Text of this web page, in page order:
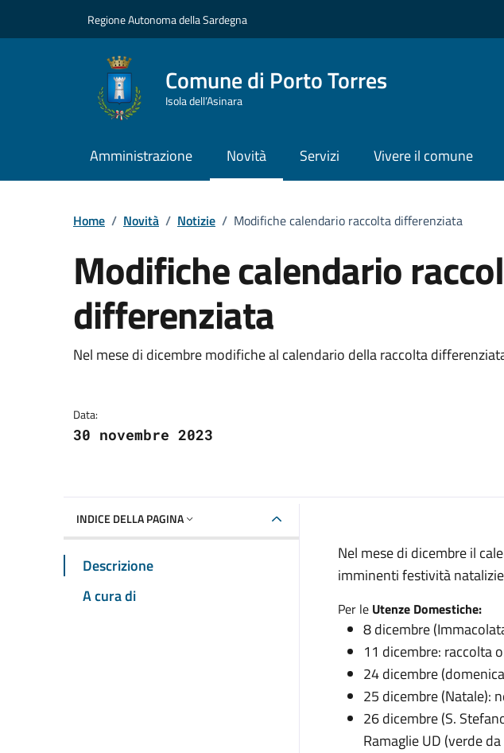
Regione Autonoma della Sardegna
Comune di Porto Torres
Isola dell’Asinara
Amministrazione Novità Servizi Vivere il comune
Home / Novità / Notizie / Modifiche calendario raccolta differenziata
Modifiche calendario
differenziata
Dettagli della notizia
Nel mese di dicembre modifiche al calendario della raccolta
Data:
30 novembre 2023
INDICE DELLA PAGINA
Descrizione
A cura di
Nel mese di dicembre il
imminenti festività natalizie
Per le Utenze Domestiche:
8 dicembre
11 dicembre: raccolta
24 dicembre
25 dicembre (Natale):
26 dicembre (S.
Ramaglie UD (verde